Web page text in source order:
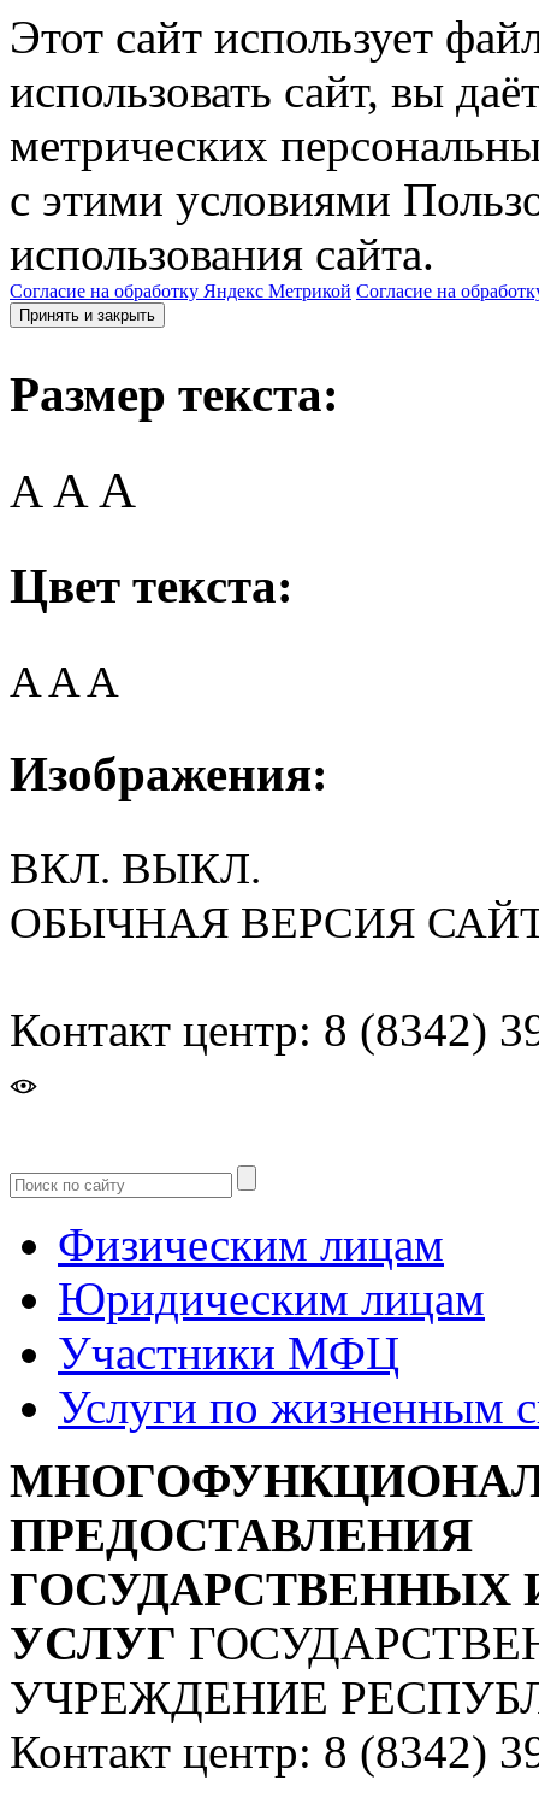
Этот сайт использует
использовать сайт, вы
метрических
с этими условиями
использования сайта.
Согласие на обработку Яндекс Метрикой Согласие на
Принять и закрыть
Размер текста:
A AA
Цвет текста:
AAA
Изображения:
ВКЛ. ВЫКЛ.
ОБЫЧНАЯ ВЕРСИЯ
Контакт центр: 8 (8342)
Физическим лицам
Юридическим лицам
Участники МФЦ
Услуги по жизненным
ПРЕДОСТАВЛЕНИЯ
УСЛУГ
УЧРЕЖДЕНИЕ
Контакт центр: 8 (8342)